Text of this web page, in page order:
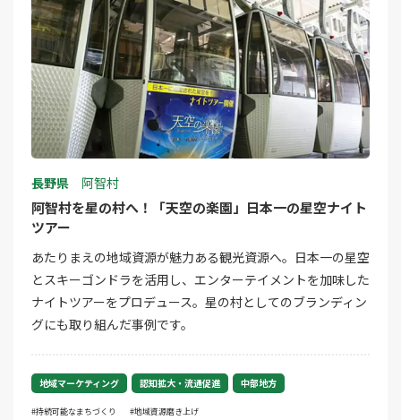
長野県 阿智村
阿智村を星の村へ！「天空の楽園」日本一の星空ナイト
ツアー
あたりまえの地域資源が魅力ある観光資源へ。日本一の星空
とスキーゴンドラを活用し、エンターテイメントを加味した
ナイトツアーをプロデュース。星の村としてのブランディン
グにも取り組んだ事例です。
地域マーケティング 認知拡大・流通促進 中部地方
持続可能なまちづくり 地域資源磨き上げ